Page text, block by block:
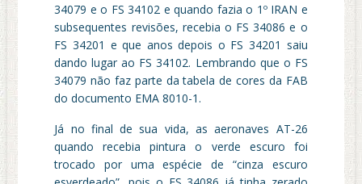
34079 e o FS 34102 e quando fazia o 1º IRAN e
subsequentes revisões, recebia o FS 34086 e o
FS 34201 e que anos depois o FS 34201 saiu
dando lugar ao FS 34102. Lembrando que o FS
34079 não faz parte da tabela de cores da FAB
do documento EMA 8010-1.
Já no final de sua vida, as aeronaves AT-26
quando recebia pintura o verde escuro foi
trocado por uma espécie de “cinza escuro